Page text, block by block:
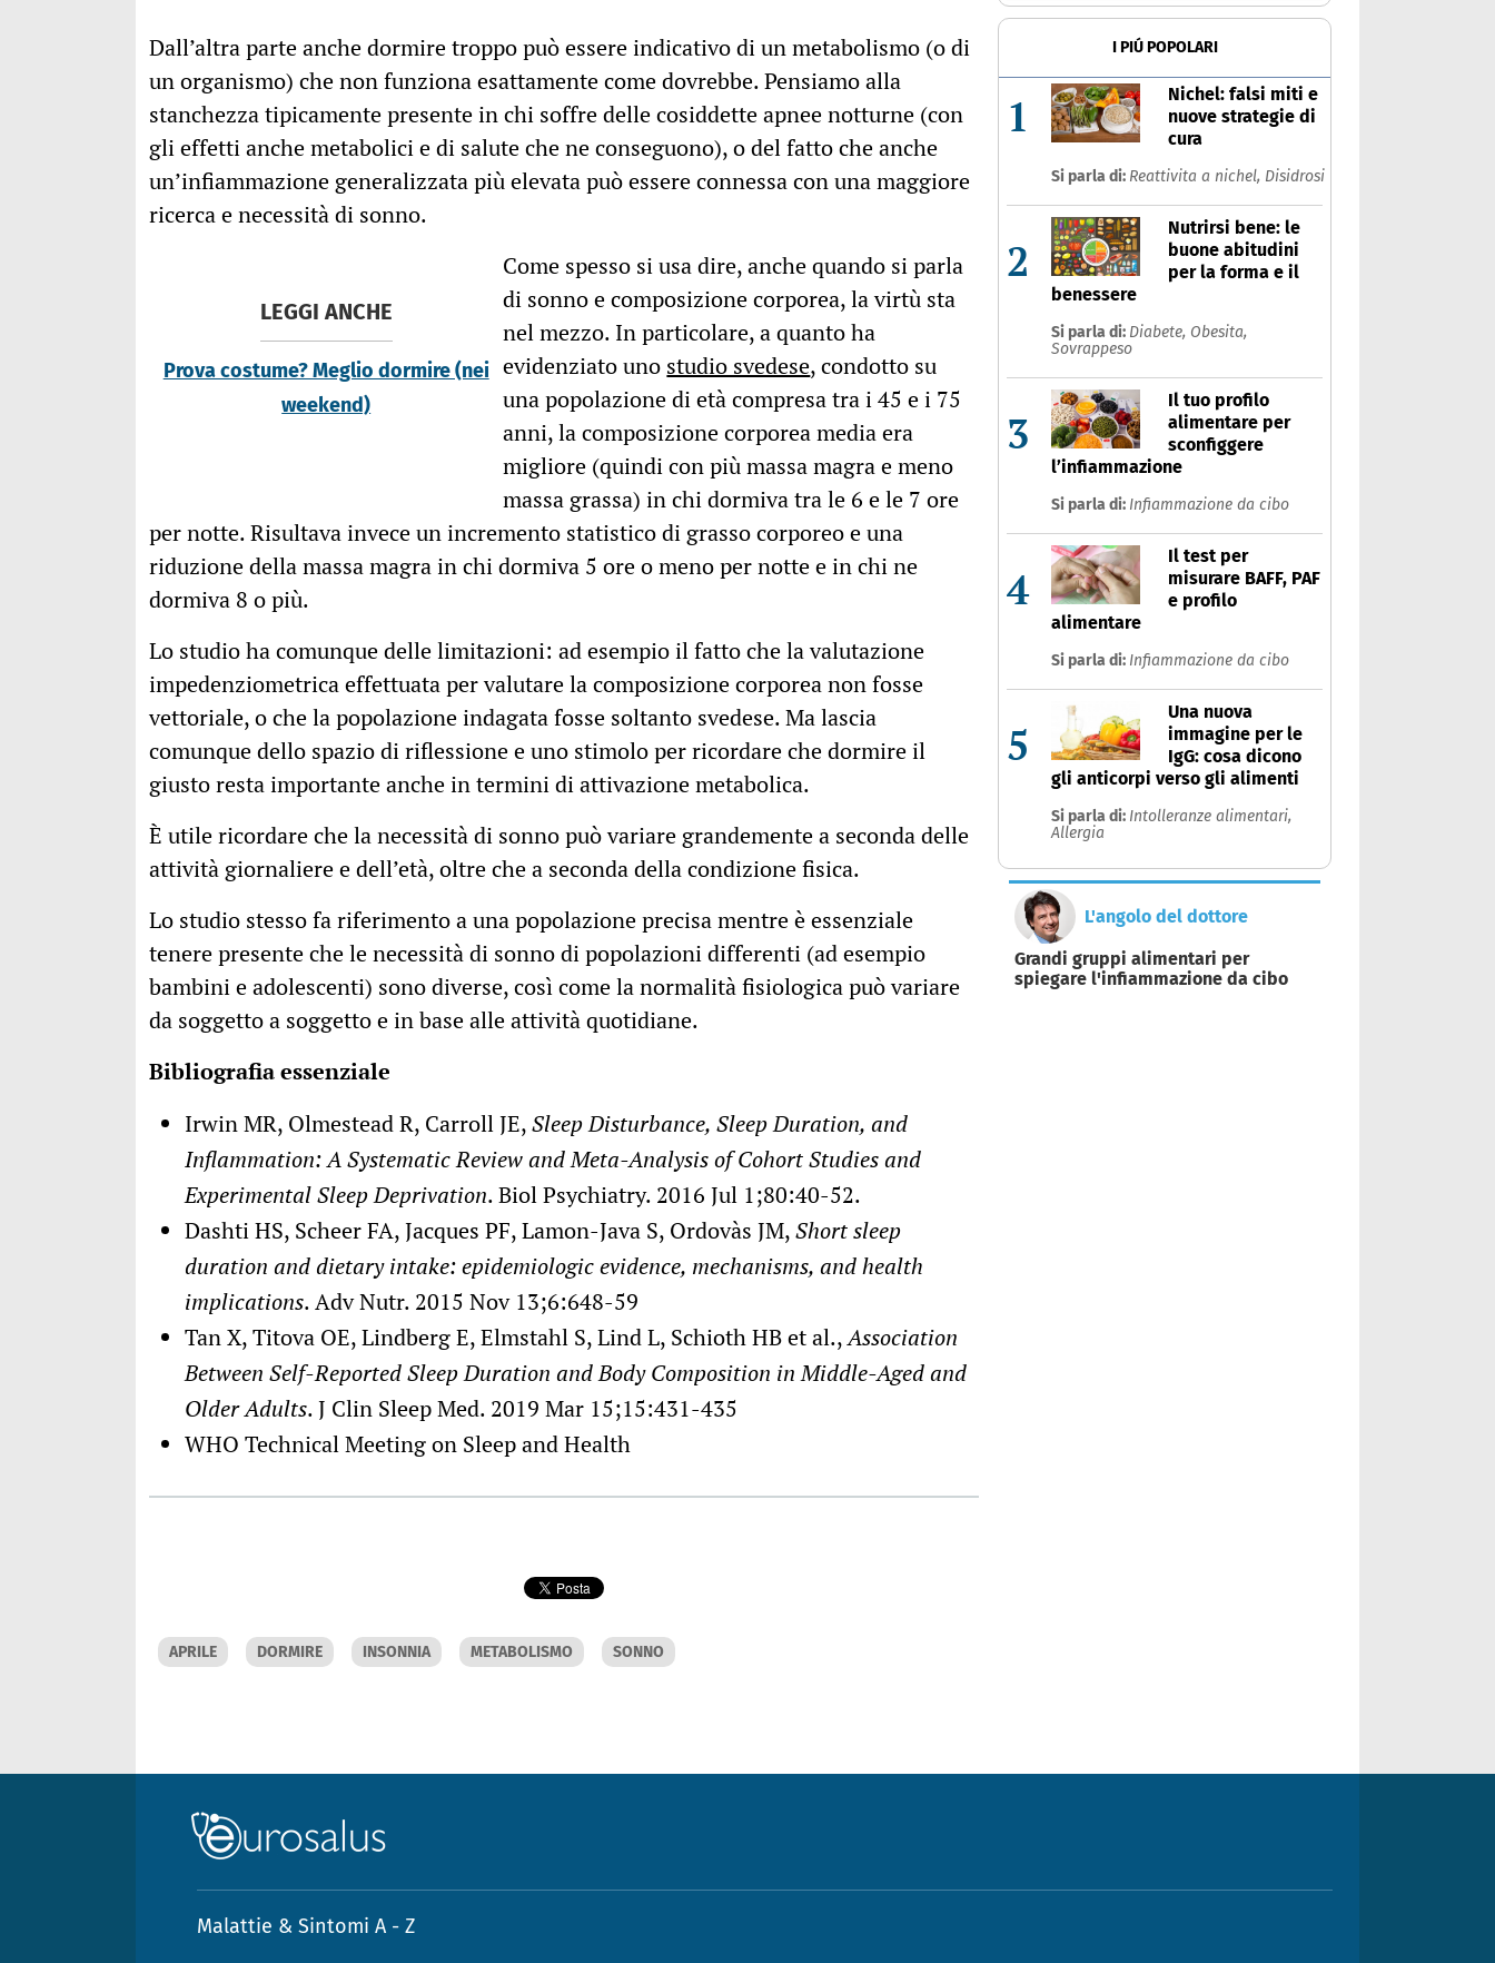
Dall’altra parte anche dormire troppo può essere indicativo di un metabolismo (o di
un organismo) che non funziona esattamente come dovrebbe. Pensiamo alla
stanchezza tipicamente presente in chi soffre delle cosiddette apnee notturne (con
gli effetti anche metabolici e di salute che ne conseguono), o del fatto che anche
un’infiammazione generalizzata più elevata può essere connessa con una maggiore
ricerca e necessità di sonno.
LEGGI ANCHE
Prova costume? Meglio dormire (nei
weekend)
Come spesso si usa dire, anche quando si parla
di sonno e composizione corporea, la virtù sta
nel mezzo. In particolare, a quanto ha
evidenziato uno studio svedese, condotto su
una popolazione di età compresa tra i 45 e i 75
anni, la composizione corporea media era
migliore (quindi con più massa magra e meno
massa grassa) in chi dormiva tra le 6 e le 7 ore
per notte. Risultava invece un incremento statistico di grasso corporeo e una
riduzione della massa magra in chi dormiva 5 ore o meno per notte e in chi ne
dormiva 8 o più.
Lo studio ha comunque delle limitazioni: ad esempio il fatto che la valutazione
impedenziometrica effettuata per valutare la composizione corporea non fosse
vettoriale, o che la popolazione indagata fosse soltanto svedese. Ma lascia
comunque dello spazio di riflessione e uno stimolo per ricordare che dormire il
giusto resta importante anche in termini di attivazione metabolica.
È utile ricordare che la necessità di sonno può variare grandemente a seconda delle
attività giornaliere e dell’età, oltre che a seconda della condizione fisica.
Lo studio stesso fa riferimento a una popolazione precisa mentre è essenziale
tenere presente che le necessità di sonno di popolazioni differenti (ad esempio
bambini e adolescenti) sono diverse, così come la normalità fisiologica può variare
da soggetto a soggetto e in base alle attività quotidiane.
Bibliografia essenziale
Irwin MR, Olmestead R, Carroll JE,Sleep Disturbance, Sleep Duration, and
Inflammation: A Systematic Review and Meta-Analysis of Cohort Studies and
Experimental Sleep Deprivation. Biol Psychiatry. 2016 Jul 1;80:40-52.
Dashti HS, Scheer FA, Jacques PF, Lamon-Java S, Ordovàs JM,Short sleep
duration and dietary intake: epidemiologic evidence, mechanisms, and health
implications. Adv Nutr. 2015 Nov 13;6:648-59
Tan X, Titova OE, Lindberg E, Elmstahl S, Lind L, Schioth HB et al.,Association
Between Self-Reported Sleep Duration and Body Composition in Middle-Aged and
Older Adults. J Clin Sleep Med. 2019 Mar 15;15:431-435
WHO Technical Meeting on Sleep and Health
APRILE DORMIRE INSONNIA METABOLISMO SONNO
I PIÚ POPOLARI
1
Nichel: falsi miti e
nuove strategie di
cura
Si parla di: Reattivita a nichel, Disidrosi
2
Nutrirsi bene: le
buone abitudini
per la forma e il
benessere
Si parla di: Diabete, Obesita,
Sovrappeso
3
Il tuo profilo
alimentare per
sconfiggere
l’infiammazione
Si parla di: Infiammazione da cibo
4
Il test per
misurare BAFF, PAF
e profilo
alimentare
Si parla di: Infiammazione da cibo
5
Una nuova
immagine per le
IgG: cosa dicono
gli anticorpi verso gli alimenti
Si parla di: Intolleranze alimentari,
Allergia
L'angolo del dottore
Grandi gruppi alimentari per
spiegare l'infiammazione da cibo
Malattie & Sintomi A - Z